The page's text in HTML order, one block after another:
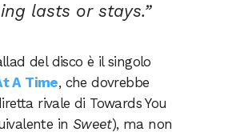
lasts or stays.”
del disco è il singolo
A Time, che dovrebbe
rivale di Towards You
in Sweet), ma non